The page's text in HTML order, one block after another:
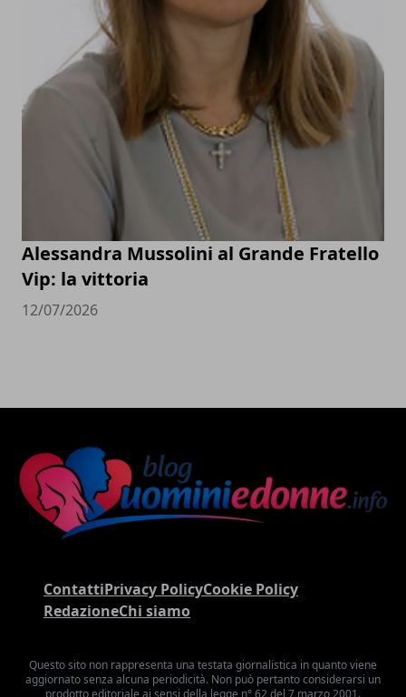
Alessandra Mussolini al Grande Fratello
Vip: la vittoria
12/07/2026
ContattiPrivacy PolicyCookie Policy
RedazioneChi siamo
Questo sito non rappresenta una testata giornalistica in quanto viene
aggiornato senza alcuna periodicità. Non può pertanto considerarsi un